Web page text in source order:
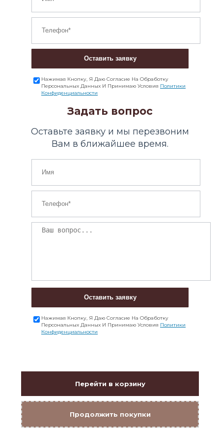
Оставить заявку
Нажимая Кнопку, Я Даю Согласие На Обработку
Персональных Данных И Принимаю Условия Политики
Конфиденциальности
Задать вопрос
Оставьте заявку и мы перезвоним
Вам в ближайшее время.
Оставить заявку
Нажимая Кнопку, Я Даю Согласие На Обработку
Персональных Данных И Принимаю Условия Политики
Конфиденциальности
Перейти в корзину
Продолжить покупки